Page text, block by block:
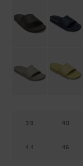
de
39 40
44 45